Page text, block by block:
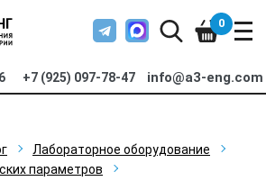
+7 (925) 097-78-47 info@a3-eng.com
0
Лабораторное оборудование
параметров